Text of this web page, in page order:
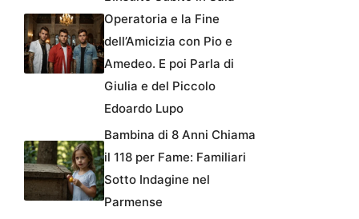
Operatoria e la Fine
dell’Amicizia con Pio e
Amedeo. E poi Parla di
Giulia e del Piccolo
Edoardo Lupo
Bambina di 8 Anni Chiama
il 118 per Fame: Familiari
Sotto Indagine nel
Parmense